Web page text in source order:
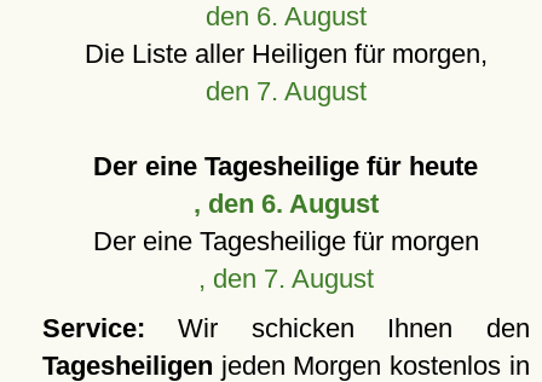
den 6. August
Die Liste aller Heiligen für morgen,
den 7. August
Der eine Tagesheilige für heute
, den 6. August
Der eine Tagesheilige für morgen
, den 7. August
Service: Wir schicken Ihnen den
Tagesheiligen jeden Morgen kostenlos in